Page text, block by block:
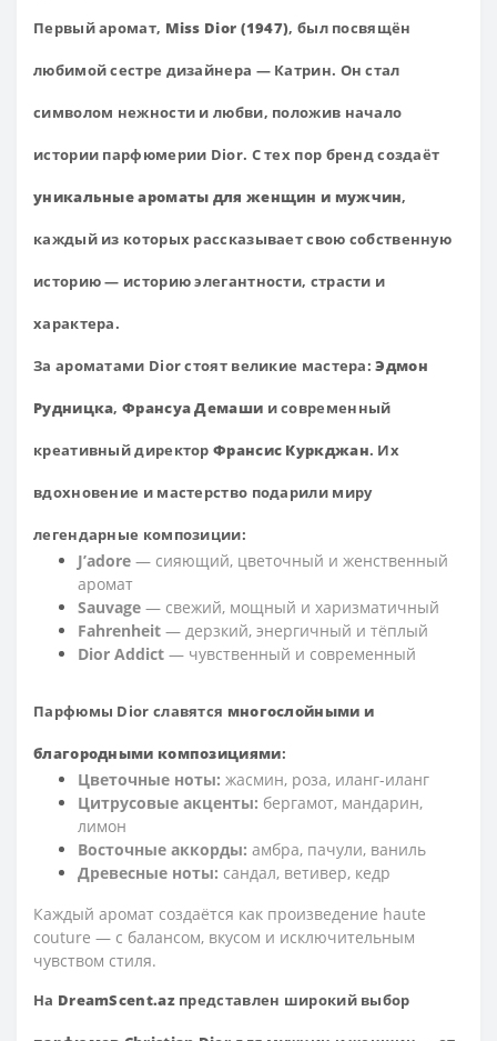
Первый аромат, Miss Dior (1947), был посвящён
любимой сестре дизайнера — Катрин. Он стал
символом нежности и любви, положив начало
истории парфюмерии Dior. С тех пор бренд создаёт
уникальные ароматы для женщин и мужчин,
каждый из которых рассказывает свою собственную
историю — историю элегантности, страсти и
характера.
За ароматами Dior стоят великие мастера:Эдмон
Рудницка,Франсуа Демаши и современный
креативный директорФрансис Куркджан. Их
вдохновение и мастерство подарили миру
легендарные композиции:
J’adore — сияющий, цветочный и женственный
аромат
Sauvage — свежий, мощный и харизматичный
Fahrenheit — дерзкий, энергичный и тёплый
Dior Addict — чувственный и современный
Парфюмы Dior славятся многослойными и
благородными композициями:
Цветочные ноты: жасмин, роза, иланг-иланг
Цитрусовые акценты: бергамот, мандарин,
лимон
Восточные аккорды: амбра, пачули, ваниль
Древесные ноты: сандал, ветивер, кедр
Каждый аромат создаётся как произведение haute
couture — с балансом, вкусом и исключительным
чувством стиля.
На DreamScent.azпредставлен широкий выбор